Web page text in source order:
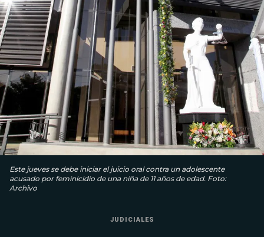
Este jueves se debe iniciar el juicio oral contra un adolescente
acusado por feminicidio de una niña de 11 años de edad. Foto:
Archivo
JUDICIALES